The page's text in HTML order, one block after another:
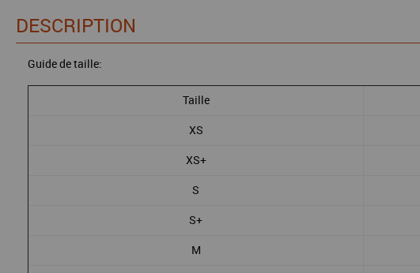
DESCRIPTION
Guide de taille:
Taille
XS
XS+
S
S+
M